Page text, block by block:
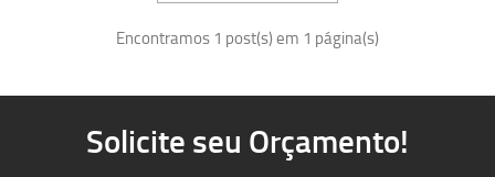
Encontramos 1 post(s) em 1 página(s)
Solicite seu Orçamento!